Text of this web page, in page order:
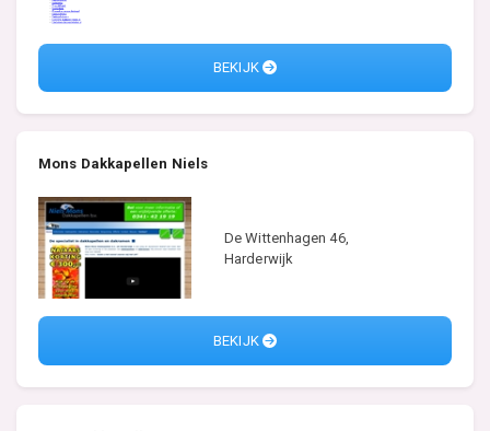
BEKIJK
Mons Dakkapellen Niels
De Wittenhagen 46,
Harderwijk
BEKIJK